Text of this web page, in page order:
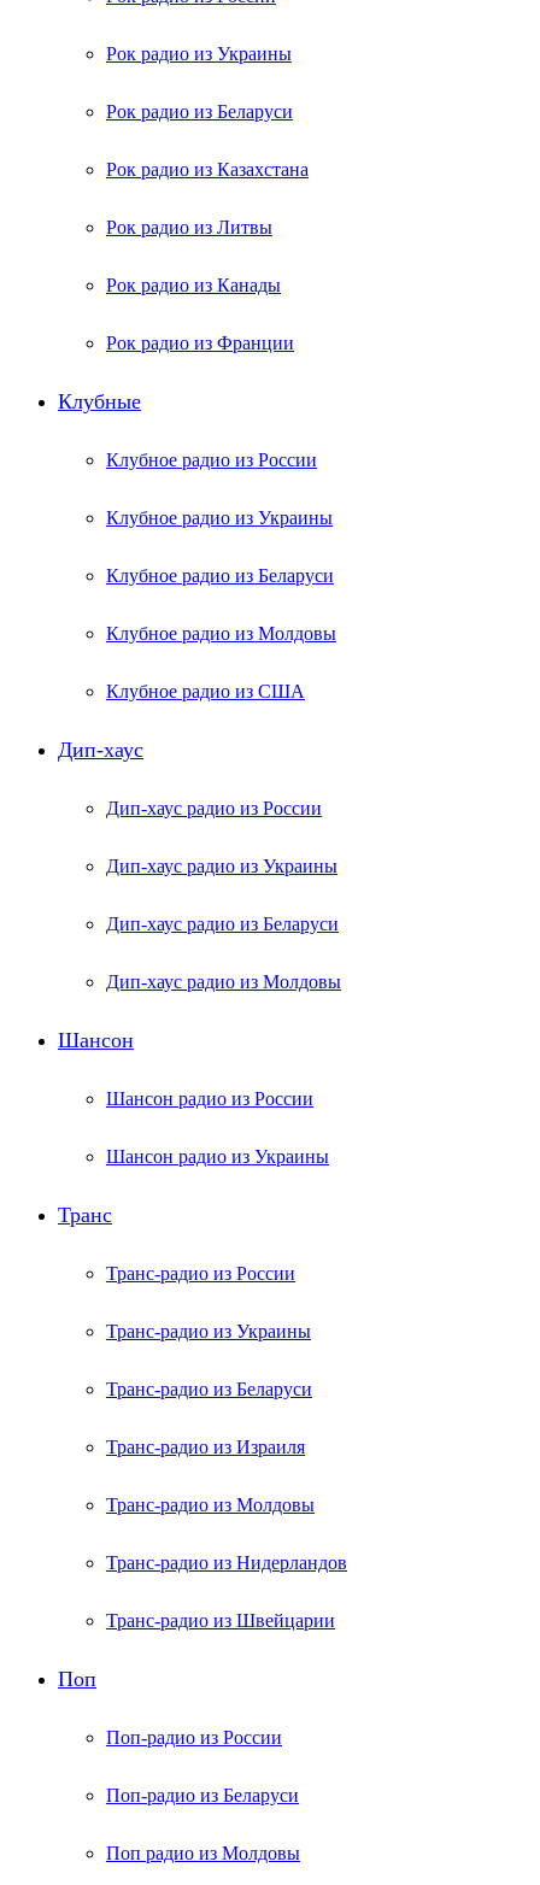
Рок радио из Украины
Рок радио из Беларуси
Рок радио из Казахстана
Рок радио из Литвы
Рок радио из Канады
Рок радио из Франции
Клубные
Клубное радио из России
Клубное радио из Украины
Клубное радио из Беларуси
Клубное радио из Молдовы
Клубное радио из США
Дип-хаус
Дип-хаус радио из России
Дип-хаус радио из Украины
Дип-хаус радио из Беларуси
Дип-хаус радио из Молдовы
Шансон
Шансон радио из России
Шансон радио из Украины
Транс
Транс-радио из России
Транс-радио из Украины
Транс-радио из Беларуси
Транс-радио из Израиля
Транс-радио из Молдовы
Транс-радио из Нидерландов
Транс-радио из Швейцарии
Поп
Поп-радио из России
Поп-радио из Беларуси
Поп радио из Молдовы